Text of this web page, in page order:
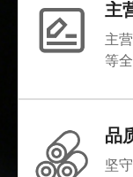
主
主
等
品
坚